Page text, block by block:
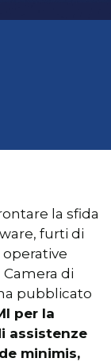
la sfida
furti di
di
pubblicato
per la
assistenze
minimis,